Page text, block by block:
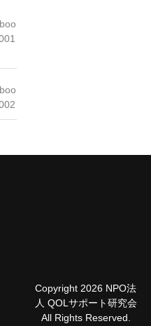
Copyright 2026 NPO法
人 QOLサポート研究会
All Rights Reserved.